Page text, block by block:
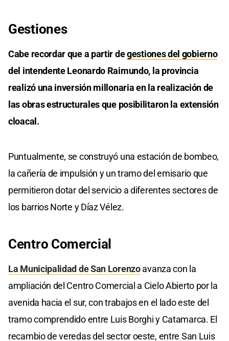
Gestiones
Cabe recordar que a partir degestiones del gobierno
del intendente Leonardo Raimundo, la provincia
realizó una inversión millonaria en la realización de
las obras estructurales que posibilitaron la extensión
cloacal.
Puntualmente, se construyó una estación de bombeo,
la cañería de impulsión y un tramo del emisario que
permitieron dotar del servicio a diferentes sectores de
los barrios Norte y Díaz Vélez.
Centro Comercial
La Municipalidad de San Lorenzoavanza con la
ampliación del Centro Comercial a Cielo Abierto por la
avenida hacia el sur, con trabajos en el lado este del
tramo comprendido entre Luis Borghi y Catamarca. El
recambio de veredas del sector oeste, entre San Luis